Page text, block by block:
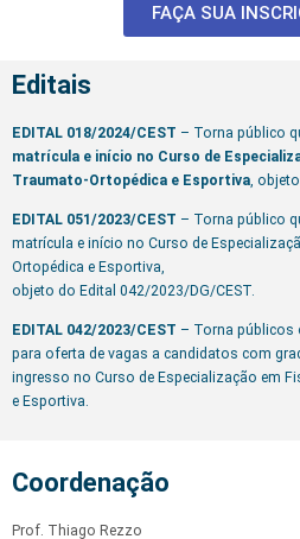
FAÇA SUA
Editais
EDITAL 018/2024/CEST – Torna público
matrícula e início no Curso de
Traumato-Ortopédica e Esportiva,
EDITAL 051/2023/CEST – Torna público
matrícula e início no Curso de
Ortopédica e Esportiva,
objeto do Edital 042/2023/DG/CEST.
EDITAL 042/2023/CEST – Torna públicos
para oferta de vagas a candidatos com
ingresso no Curso de Especialização em
e Esportiva.
Coordenação
Prof. Thiago Rezzo